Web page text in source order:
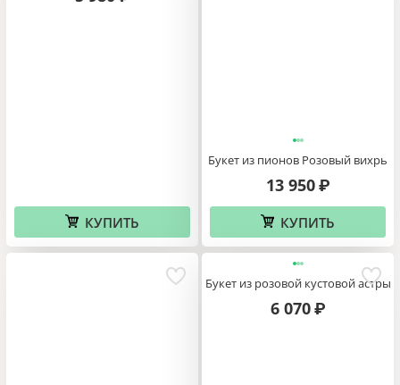
КУПИТЬ
Букет из пионов Розовый вихрь
13 950 ₽
КУПИТЬ
Букет из розовой кустовой астры
6 070 ₽